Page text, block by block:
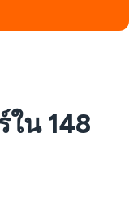
ใน 148